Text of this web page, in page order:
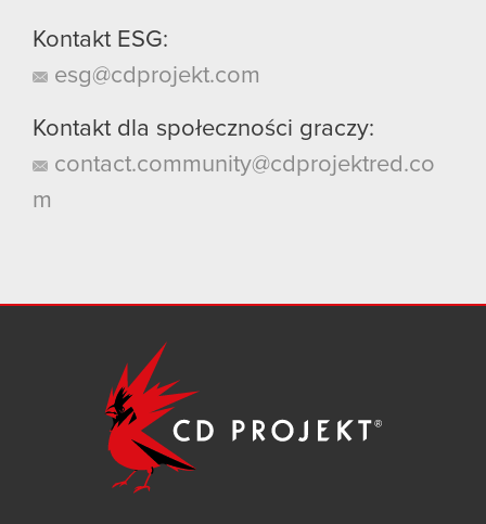
Kontakt ESG:
esg@cdprojekt.com
Kontakt dla społeczności graczy:
contact.community@cdprojektred.co
m